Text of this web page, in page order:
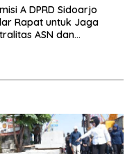
A DPRD Sidoarjo
Rapat untuk Jaga
ASN dan